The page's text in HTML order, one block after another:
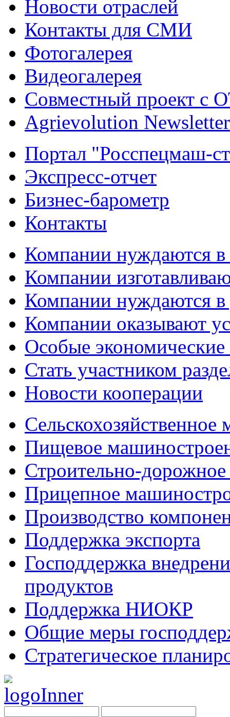
Новости отраслей
Контакты для СМИ
Фотогалерея
Видеогалерея
Совместный проект с
Agrievolution Newsletter
Портал "Росспецмаш-
Экспресс-отчет
Бизнес-барометр
Контакты
Компании нуждаются в
Компании
Компании нуждаются в
Компании оказывают
Особые
Стать участником
Новости кооперации
Пищевое
Строительно-
Прицепное
Производство
Поддержка экспорта
Господдержка
продуктов
Поддержка НИОКР
Общие меры
Стратегическое